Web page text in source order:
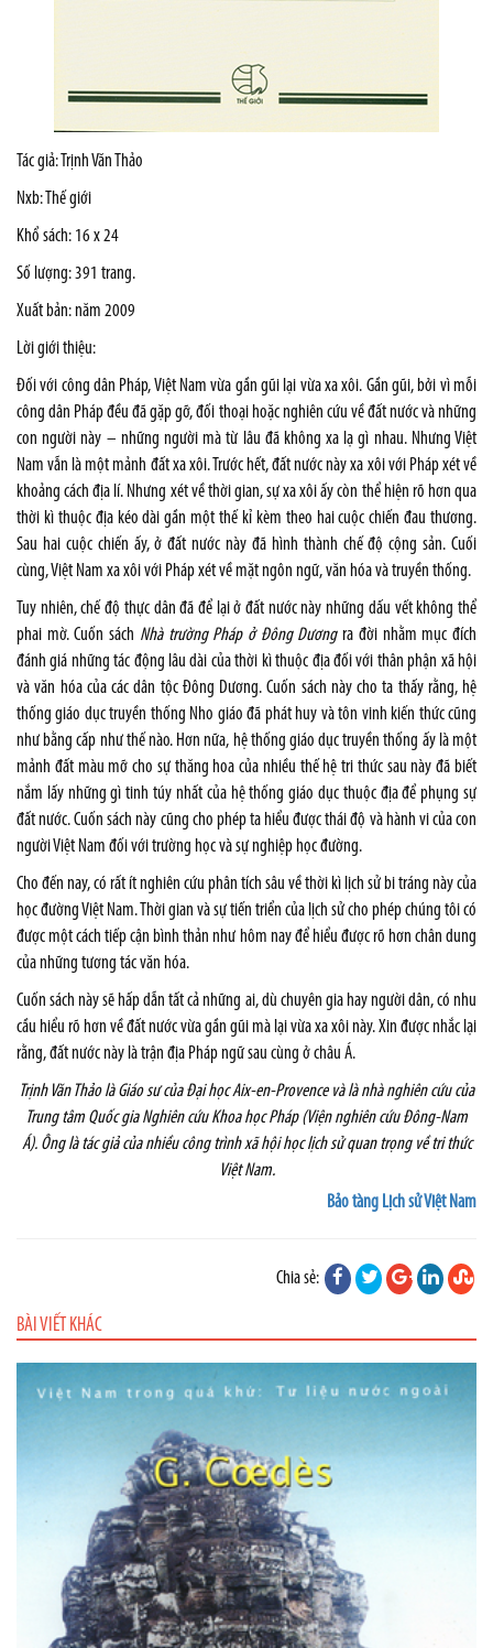
Tác giả: Trịnh Văn Thảo
Nxb: Thế giới
Khổ sách: 16 x 24
Số lượng: 391 trang.
Xuất bản: năm 2009
Lời giới thiệu:
Đối với công dân Pháp, Việt Nam vừa gần gũi lại vừa xa xôi. Gần gũi, bởi vì mỗi
công dân Pháp đều đã gặp gỡ, đối thoại hoặc nghiên cứu về đất nước và những
con người này – những người mà từ lâu đã không xa lạ gì nhau. Nhưng Việt
Nam vẫn là một mảnh đất xa xôi. Trước hết, đất nước này xa xôi với Pháp xét về
khoảng cách địa lí. Nhưng xét về thời gian, sự xa xôi ấy còn thể hiện rõ hơn qua
thời kì thuộc địa kéo dài gần một thế kỉ kèm theo hai cuộc chiến đau thương.
Sau hai cuộc chiến ấy, ở đất nước này đã hình thành chế độ cộng sản. Cuối
cùng, Việt Nam xa xôi với Pháp xét về mặt ngôn ngữ, văn hóa và truyền thống.
Tuy nhiên, chế độ thực dân đã để lại ở đất nước này những dấu vết không thể
phai mờ. Cuốn sách Nhà trường Pháp ở Đông Dươngra đời nhằm mục đích
đánh giá những tác động lâu dài của thời kì thuộc địa đối với thân phận xã hội
và văn hóa của các dân tộc Đông Dương. Cuốn sách này cho ta thấy rằng, hệ
thống giáo dục truyền thống Nho giáo đã phát huy và tôn vinh kiến thức cũng
như bằng cấp như thế nào. Hơn nữa, hệ thống giáo dục truyền thống ấy là một
mảnh đất màu mỡ cho sự thăng hoa của nhiều thế hệ tri thức sau này đã biết
nắm lấy những gì tinh túy nhất của hệ thống giáo dục thuộc địa để phụng sự
đất nước. Cuốn sách này cũng cho phép ta hiểu được thái độ và hành vi của con
người Việt Nam đối với trường học và sự nghiệp học đường.
Cho đến nay, có rất ít nghiên cứu phân tích sâu về thời kì lịch sử bi tráng này của
học đường Việt Nam. Thời gian và sự tiến triển của lịch sử cho phép chúng tôi có
được một cách tiếp cận bình thản như hôm nay để hiểu được rõ hơn chân dung
của những tương tác văn hóa.
Cuốn sách này sẽ hấp dẫn tất cả những ai, dù chuyên gia hay người dân, có nhu
cầu hiểu rõ hơn về đất nước vừa gần gũi mà lại vừa xa xôi này. Xin được nhắc lại
rằng, đất nước này là trận địa Pháp ngữ sau cùng ở châu Á.
Trịnh Văn Thảo là Giáo sư của Đại học Aix-en-Provence và là nhà nghiên cứu của
Trung tâm Quốc gia Nghiên cứu Khoa học Pháp (Viện nghiên cứu Đông-Nam
Á). Ông là tác giả của nhiều công trình xã hội học lịch sử quan trọng về tri thức
Việt Nam.
Bảo tàng Lịch sử Việt Nam
Chia sẻ:
BÀI VIẾT KHÁC